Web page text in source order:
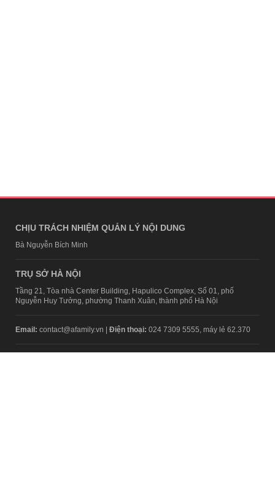
CHỊU TRÁCH NHIỆM QUẢN LÝ NỘI DUNG
Bà Nguyễn Bích Minh
TRỤ SỞ HÀ NỘI
Tầng 21, Tòa nhà Center Building, Hapulico Complex, Số 01, phố
Nguyễn Huy Tưởng, phường Thanh Xuân, thành phố Hà Nội
Email: contact@afamily.vn | Điện thoại: 024 7309 5555, máy lẻ 62.370